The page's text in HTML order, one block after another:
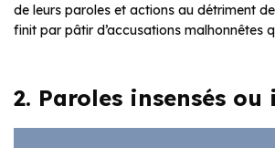
de leurs paroles et actions au détriment
finit par pâtir d’accusations malhonnêtes
2. Paroles insensés